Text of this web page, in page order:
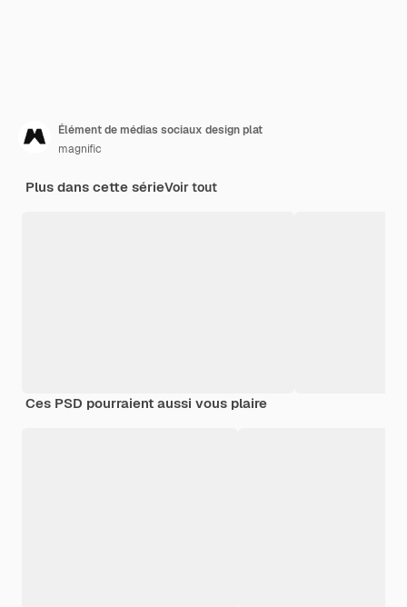
Élément de médias sociaux design plat
magnific
Plus dans cette sérieVoir tout
Ces PSD pourraient aussi vous plaire